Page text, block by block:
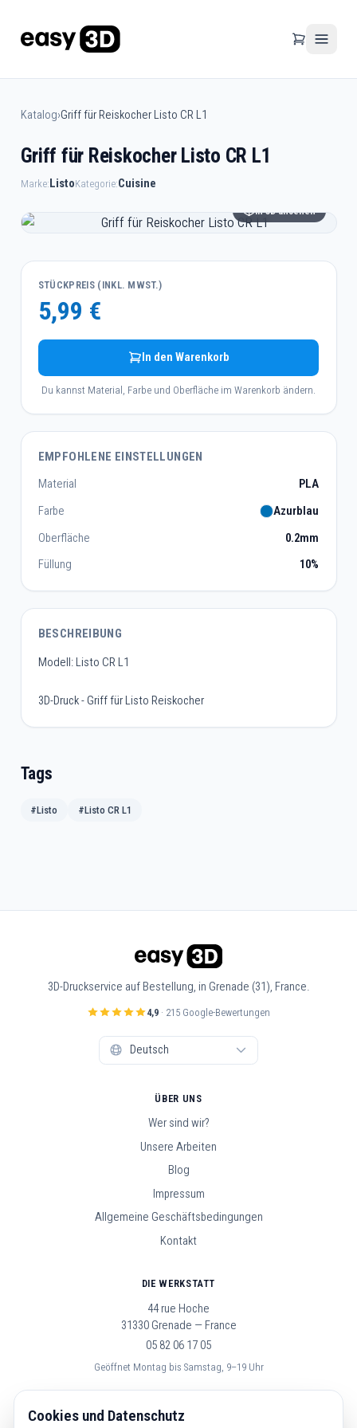
Katalog›Griff für Reiskocher Listo CR L1
Griff für Reiskocher Listo CR L1
Marke:ListoKategorie:Cuisine
In 3D ansehen
STÜCKPREIS (INKL. MWST.)
5,99 €
In den Warenkorb
Du kannst Material, Farbe und Oberfläche im Warenkorb ändern.
EMPFOHLENE EINSTELLUNGEN
Material
PLA
Farbe
Azurblau
Oberfläche
0.2mm
Füllung
10%
BESCHREIBUNG
Modell: Listo CR L1
3D-Druck - Griff für Listo Reiskocher
Tags
#Listo #Listo CR L1
3D-Druckservice auf Bestellung, in Grenade (31), France.
4,9· 215 Google-Bewertungen
ÜBER UNS
Wer sind wir?
Unsere Arbeiten
Blog
Impressum
Allgemeine Geschäftsbedingungen
Kontakt
DIE WERKSTATT
44 rue Hoche
31330 Grenade — France
05 82 06 17 05
Geöffnet Montag bis Samstag, 9–19 Uhr
FOLGE UNS
Cookies und Datenschutz